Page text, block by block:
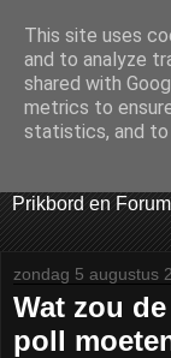
Welkom bij
Nederland. De
Gigolo, als
Prikbord en
zondag 5 augustus
Wat zou
poll
This site uses
and to analyze
shared with
metrics to
statistics, and to